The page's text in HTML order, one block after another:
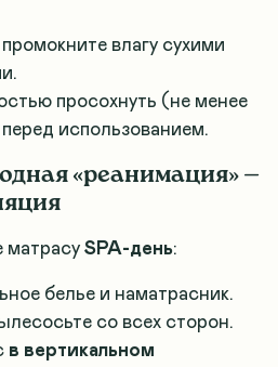
промокните влагу сухими
просохнуть (не менее
использованием.
«реанимация» —
матрасу SPA-день:
белье и наматрасник.
со всех сторон.
в вертикальном